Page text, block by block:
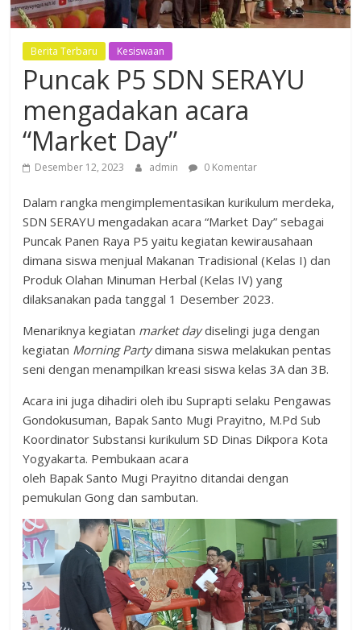
Berita Terbaru Kesiswaan
Puncak P5 SDN SERAYU
mengadakan acara
“Market Day”
Desember 12, 2023 admin 0 Komentar
Dalam rangka mengimplementasikan kurikulum merdeka,
SDN SERAYU mengadakan acara “Market Day” sebagai
Puncak Panen Raya P5 yaitu kegiatan kewirausahaan
dimana siswa menjual Makanan Tradisional (Kelas I) dan
Produk Olahan Minuman Herbal (Kelas IV) yang
dilaksanakan pada tanggal 1 Desember 2023.
Menariknya kegiatan market daydiselingi juga dengan
kegiatan Morning Partydimana siswa melakukan pentas
seni dengan menampilkan kreasi siswa kelas 3A dan 3B.
Acara ini juga dihadiri oleh ibu Suprapti selaku Pengawas
Gondokusuman, Bapak Santo Mugi Prayitno, M.Pd Sub
Koordinator Substansi kurikulum SD Dinas Dikpora Kota
Yogyakarta. Pembukaan acara
oleh Bapak Santo Mugi Prayitno ditandai dengan
pemukulan Gong dan sambutan.